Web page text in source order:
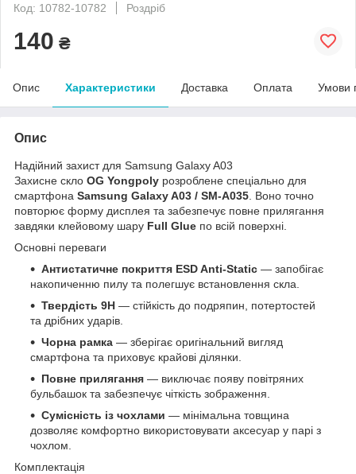
Код: 10782-10782
Роздріб
140 ₴
Опис Характеристики Доставка Оплата Умови
Опис
Надійний захист для Samsung Galaxy A03
Захисне скло OG Yongpoly розроблене спеціально для
смартфона Samsung Galaxy A03 / SM-A035 . Воно точно
повторює форму дисплея та забезпечує повне прилягання
завдяки клейовому шару Full Glue по всій поверхні.
Основні переваги
Антистатичне покриття ESD Anti-Static — запобігає
накопиченню пилу та полегшує встановлення скла.
Твердість 9H — стійкість до подряпин, потертостей
та дрібних ударів.
Чорна рамка — зберігає оригінальний вигляд
смартфона та приховує крайові ділянки.
Повне прилягання — виключає появу повітряних
бульбашок та забезпечує чіткість зображення.
Сумісність із чохлами — мінімальна товщина
дозволяє комфортно використовувати аксесуар у парі з
чохлом.
Комплектація